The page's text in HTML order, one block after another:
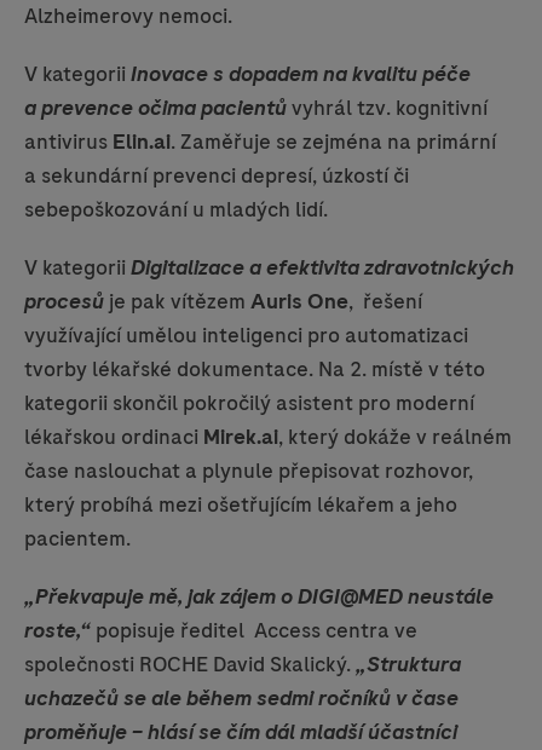
Alzheimerovy nemoci.
V kategorii Inovace s dopadem na kvalitu péče
a prevence očima pacientůvyhrál tzv. kognitivní
antivirus Elin.ai. Zaměřuje se zejména na primární
a sekundární prevenci depresí, úzkostí či
sebepoškozování u mladých lidí.
V kategorii Digitalizace a efektivita zdravotnických
procesů je pak vítězem Auris One, řešení
využívající umělou inteligenci pro automatizaci
tvorby lékařské dokumentace. Na 2. místě v této
kategorii skončil pokročilý asistent pro moderní
lékařskou ordinaci Mirek.ai, který dokáže v reálném
čase naslouchat a plynule přepisovat rozhovor,
který probíhá mezi ošetřujícím lékařem a jeho
pacientem.
„Překvapuje mě, jak zájem o DIGI@MED neustále
roste,“ popisuje ředitel Access centra ve
společnosti ROCHE David Skalický. „Struktura
uchazečů se ale během sedmi ročníků v čase
proměňuje – hlásí se čím dál mladší účastníci